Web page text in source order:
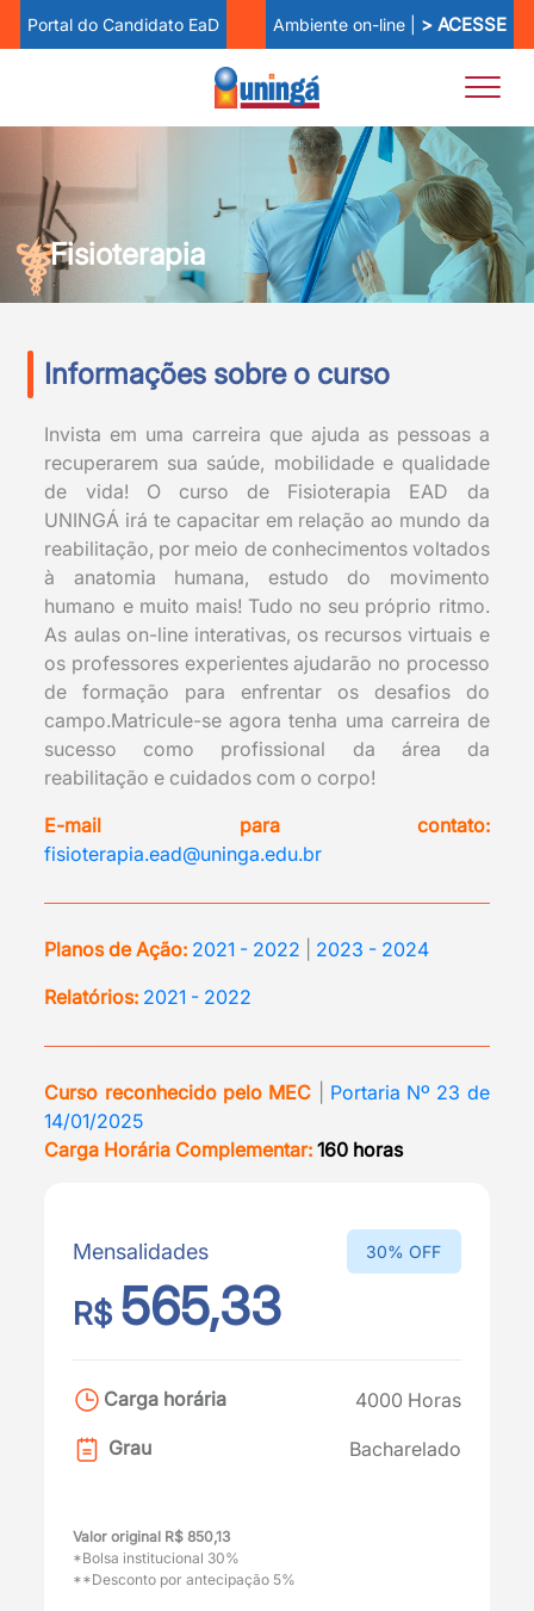
Portal do Candidato EaD Ambiente on-line | > ACESSE
Fisioterapia
Informações sobre o curso
Invista em uma carreira que ajuda as pessoas a
recuperarem sua saúde, mobilidade e qualidade
de vida! O curso de Fisioterapia EAD da
UNINGÁ irá te capacitar em relação ao mundo da
reabilitação, por meio de conhecimentos voltados
à anatomia humana, estudo do movimento
humano e muito mais! Tudo no seu próprio ritmo.
As aulas on-line interativas, os recursos virtuais e
os professores experientes ajudarão no processo
de formação para enfrentar os desafios do
campo.Matricule-se agora tenha uma carreira de
sucesso como profissional da área da
reabilitação e cuidados com o corpo!
E-mail para contato:
fisioterapia.ead@uninga.edu.br
Planos de Ação: 2021 - 2022
2023 - 2024
Relatórios: 2021 - 2022
Curso reconhecido pelo MEC
Portaria Nº 23 de
14/01/2025
Carga Horária Complementar:160 horas
Mensalidades
R$ 565,33
30% OFF
Carga horária 4000 Horas
Grau Bacharelado
Valor original R$ 850,13
*Bolsa institucional 30%
**Desconto por antecipação 5%